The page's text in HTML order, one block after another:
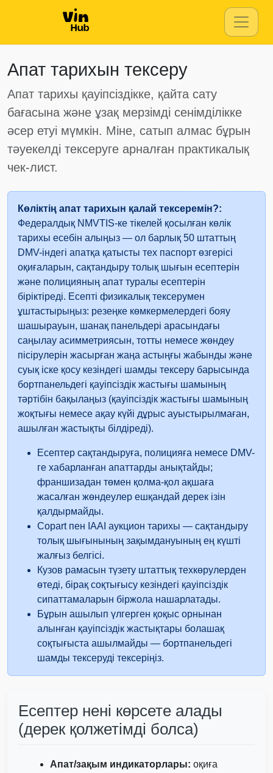
Autocheck
IAAIAutocheck
Manheim
Copart
Manheim
Autocheck
Autocheck
Manheim
Manheim
IAAI
Copart
Manheim
IAAI
Copart
IAAI
Autocheck
Апат тарихын тексеру
Апат тарихы қауіпсіздікке, қайта сату
бағасына және ұзақ мерзімді сенімділікке
әсер етуі мүмкін. Міне, сатып алмас бұрын
тәуекелді тексеруге арналған практикалық
чек-лист.
Көліктің апат тарихын қалай тексеремін?:
Федералдық NMVTIS-ке тікелей қосылған көлік
тарихы есебін алыңыз — ол барлық 50 штаттың
DMV-індегі апатқа қатысты тех паспорт өзгерісі
оқиғаларын, сақтандыру толық шығын есептерін
және полицияның апат туралы есептерін
біріктіреді. Есепті физикалық тексерумен
ұштастырыңыз: резеңке көмкермелердегі бояу
шашырауын, шанақ панельдері арасындағы
саңылау асимметриясын, тотты немесе жөндеу
пісірулерін жасырған жаңа астыңғы жабынды және
суық іске қосу кезіндегі шамды тексеру барысында
бортпанельдегі қауіпсіздік жастығы шамының
тәртібін бақылаңыз (қауіпсіздік жастығы шамының
жоқтығы немесе ақау күйі дұрыс ауыстырылмаған,
ашылған жастықты білдіреді).
Есептер сақтандыруға, полицияға немесе DMV-
ге хабарланған апаттарды анықтайды;
франшизадан төмен қолма-қол ақшаға
жасалған жөндеулер ешқандай дерек ізін
қалдырмайды.
Copart пен IAAI аукцион тарихы — сақтандыру
толық шығынының зақымдануының ең күшті
жалғыз белгісі.
Кузов рамасын түзету штаттық техкөрулерден
өтеді, бірақ соқтығысу кезіндегі қауіпсіздік
сипаттамаларын біржола нашарлатады.
Бұрын ашылып үлгерген қоқыс орнынан
алынған қауіпсіздік жастықтары болашақ
соқтығыста ашылмайды — бортпанельдегі
шамды тексеруді тексеріңіз.
Есептер нені көрсете алады
(дерек қолжетімді болса)
Апат/зақым индикаторлары: оқиға